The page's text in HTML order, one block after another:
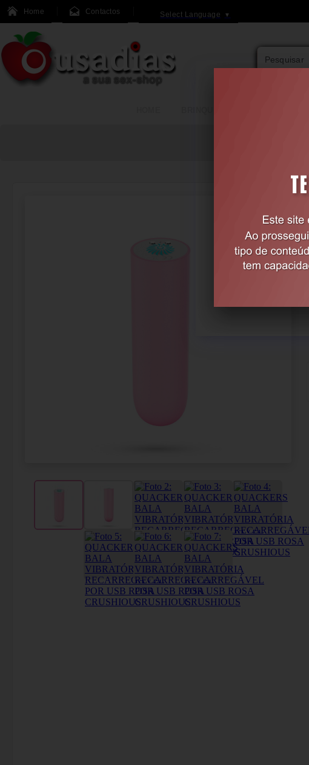
Home Contactos Select Language ▼